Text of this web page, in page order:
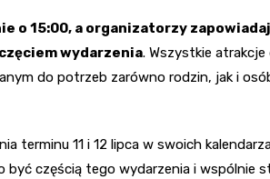
o 15:00, a organizatorzy
wydarzenia. Wszystkie
do potrzeb zarówno rodzin, jak i
terminu 11 i 12 lipca w swoich
być częścią tego wydarzenia i wspólnie